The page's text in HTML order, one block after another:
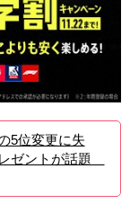
5位変更に失
ゼントが話題